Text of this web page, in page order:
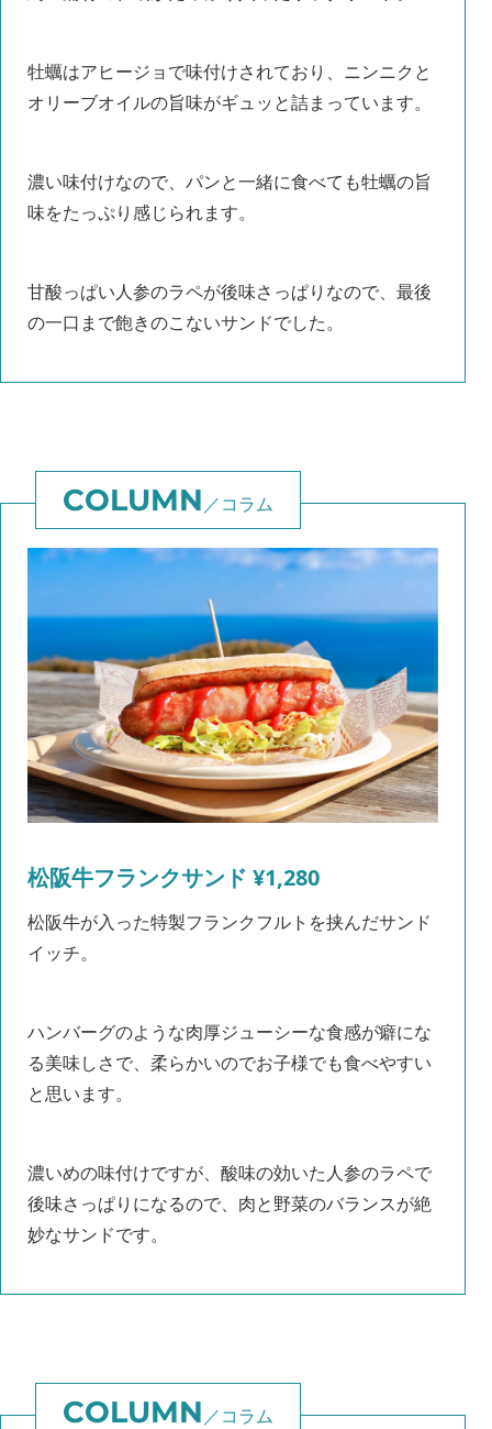
牡蠣はアヒージョで味付けされており、ニンニクと
オリーブオイルの旨味がギュッと詰まっています。
濃い味付けなので、パンと一緒に食べても牡蠣の旨
味をたっぷり感じられます。
甘酸っぱい人参のラペが後味さっぱりなので、最後
の一口まで飽きのこないサンドでした。
コラム
松阪牛フランクサンド ¥1,280
松阪牛が入った特製フランクフルトを挟んだサンド
イッチ。
ハンバーグのような肉厚ジューシーな食感が癖にな
る美味しさで、柔らかいのでお子様でも食べやすい
と思います。
濃いめの味付けですが、酸味の効いた人参のラペで
後味さっぱりになるので、肉と野菜のバランスが絶
妙なサンドです。
コラム